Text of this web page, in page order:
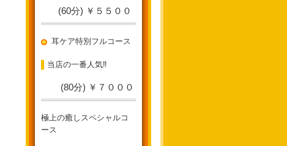
(60分) ￥５５００
耳ケア特別フルコース
当店の一番人気‼
(80分) ￥７０００
極上の癒しスペシャルコ
ース